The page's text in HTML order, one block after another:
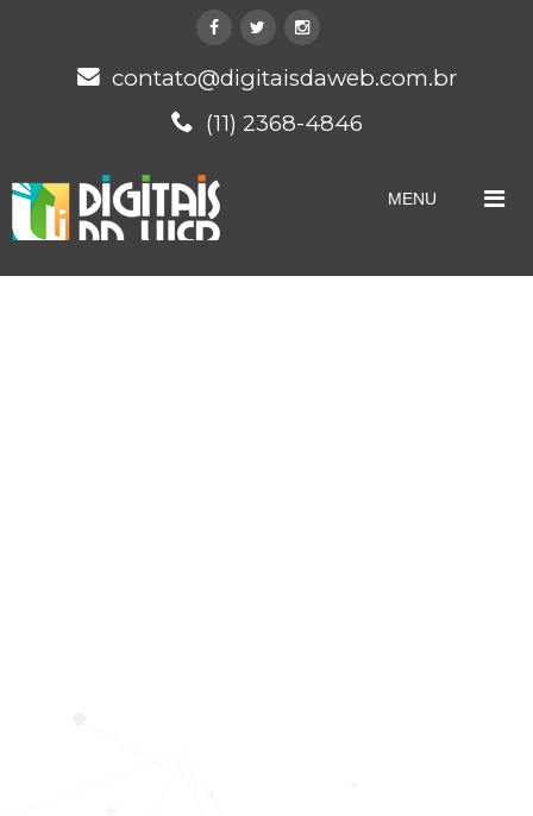
contato@digitaisdaweb.com.br
(11) 2368-4846
MENU